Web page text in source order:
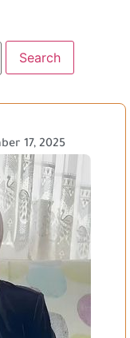
17, 2025